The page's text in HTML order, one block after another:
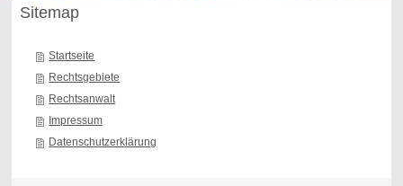
Sitemap
Startseite
Rechtsgebiete
Rechtsanwalt
Impressum
Datenschutzerklärung